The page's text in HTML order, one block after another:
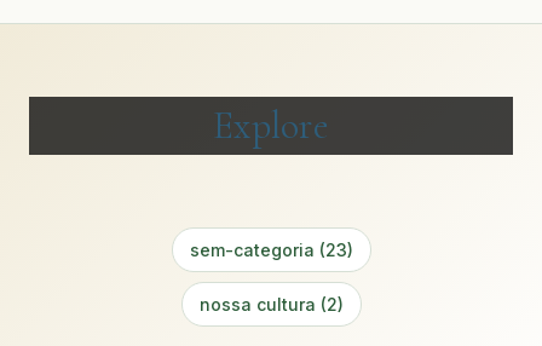
Explore
sem-categoria (23)
nossa cultura (2)